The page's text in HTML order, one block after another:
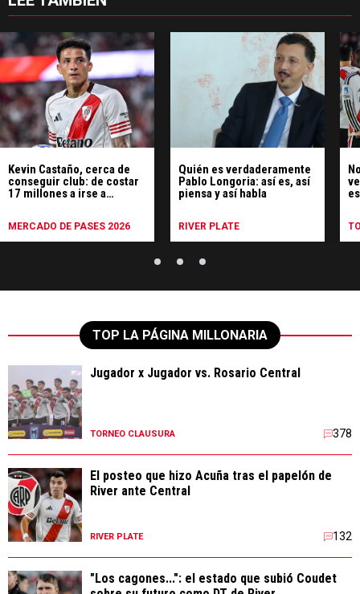
Kevin Castaño, cerca de
conseguir club: de costar
17 millones a irse a
MERCADO DE PASES 2026
Quién es verdaderamente
Pablo Longoria: así es, así
piensa y así habla
RIVER PLATE
TOP LA PÁGINA MILLONARIA
Jugador x Jugador vs. Rosario Central
TORNEO CLAUSURA 378
El posteo que hizo Acuña tras el papelón de
River ante Central
RIVER PLATE 132
"Los cagones...": el estado que subió Coudet